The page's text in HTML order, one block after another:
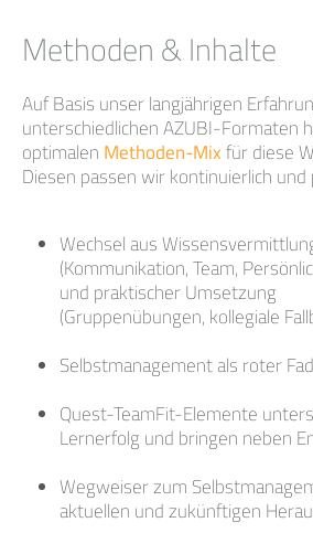
Methoden & Inhalte
Auf Basis unser langjährigen
unterschiedlichen AZUBI-Formaten
optimalen Methoden-Mixfür diese
Diesen passen wir kontinuierlich
Wechsel aus
(Kommunikation, Team,
und praktischer Umsetzung
(Gruppenübungen, kollegiale
Selbstmanagement als roter
Quest-TeamFit-Elemente
Lernerfolg und bringen neben
Wegweiser zum
aktuellen und zukünftigen